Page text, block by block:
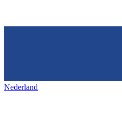
Nederland